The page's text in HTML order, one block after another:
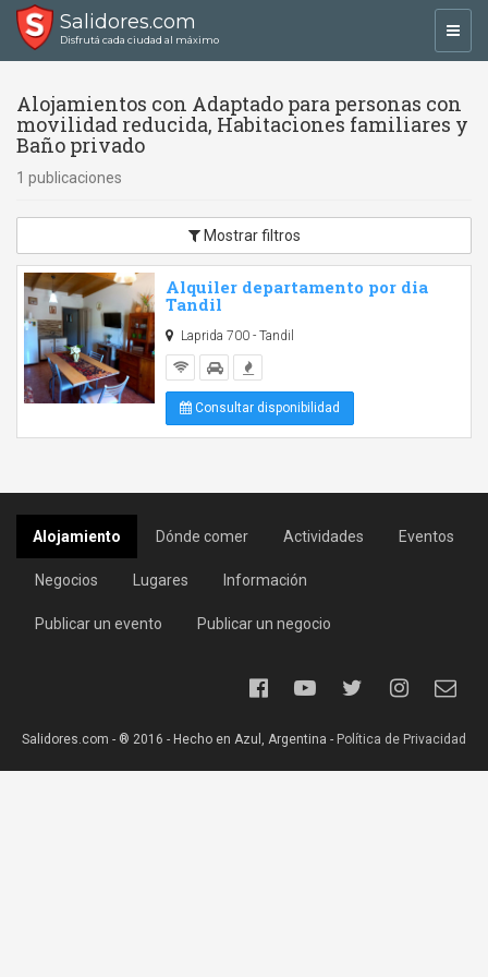
Salidores.com
Disfrutá cada ciudad al máximo
Alojamientos con Adaptado para personas con
movilidad reducida, Habitaciones familiares y
Baño privado
1 publicaciones
Mostrar filtros
Alquiler departamento por dia
Tandil
Laprida 700 - Tandil
Consultar disponibilidad
Alojamiento Dónde comer Actividades Eventos
Negocios Lugares Información
Publicar un evento Publicar un negocio
Salidores.com - ® 2016 - Hecho en Azul, Argentina - Política de Privacidad